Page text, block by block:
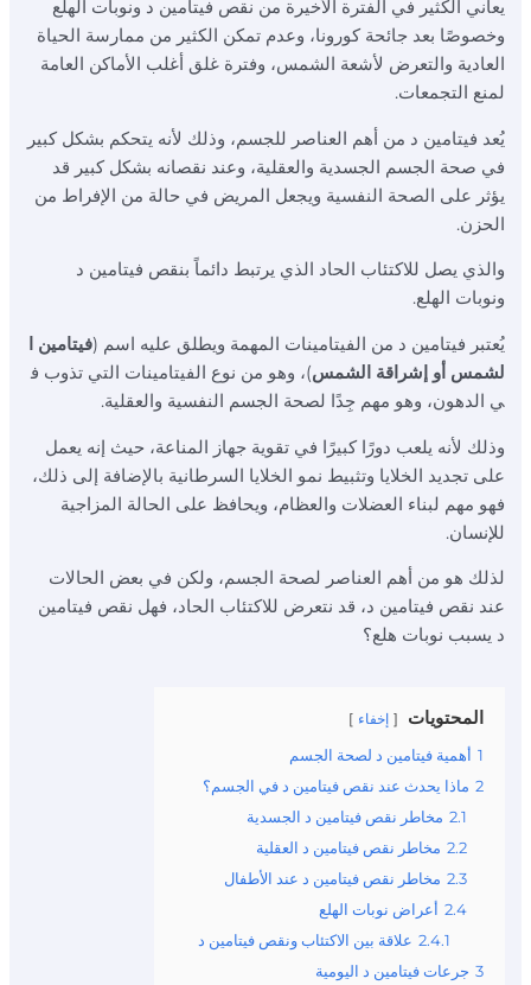
c
e
b
o
o
k
it
te
r
k
e
n
at
s
p
p
ss
e
g
er
te
re
e
g
m
ar
e
يعاني الكثير في الفترة الأخيرة من نقص فيتامين د ونوبات الهلع
وخصوصًا بعد جائحة كورونا، وعدم تمكن الكثير من ممارسة الحياة
العادية والتعرض لأشعة الشمس، وفترة غلق أغلب الأماكن العامة
لمنع التجمعات.
يُعد فيتامين د من أهم العناصر للجسم، وذلك لأنه يتحكم بشكل كبير
في صحة الجسم الجسدية والعقلية، وعند نقصانه بشكل كبير قد
يؤثر على الصحة النفسية ويجعل المريض في حالة من الإفراط من
الحزن.
والذي يصل للاكتئاب الحاد الذي يرتبط دائماً بنقص فيتامين د
ونوبات الهلع.
يُعتبر فيتامين د من الفيتامينات المهمة ويطلق عليه اسم (فيتامين ا
لشمس أو إشراقة الشمس)، وهو من نوع الفيتامينات التي تذوب ف
ي الدهون، وهو مهم جِدًا لصحة الجسم النفسية والعقلية.
وذلك لأنه يلعب دورًا كبيرًا في تقوية جهاز المناعة، حيث إنه يعمل
على تجديد الخلايا وتثبيط نمو الخلايا السرطانية بالإضافة إلى ذلك،
فهو مهم لبناء العضلات والعظام، ويحافظ على الحالة المزاجية
للإنسان.
لذلك هو من أهم العناصر لصحة الجسم، ولكن في بعض الحالات
عند نقص فيتامين د، قد نتعرض للاكتئاب الحاد، فهل نقص فيتامين
د يسبب نوبات هلع؟
المحتويات إخفاء
1 أهمية فيتامين د لصحة الجسم
2 ماذا يحدث عند نقص فيتامين د في الجسم؟
2.1 مخاطر نقص فيتامين د الجسدية
2.2 مخاطر نقص فيتامين د العقلية
2.3 مخاطر نقص فيتامين د عند الأطفال
2.4 أعراض نوبات الهلع
2.4.1 علاقة بين الاكتئاب ونقص فيتامين د
3 جرعات فيتامين د اليومية